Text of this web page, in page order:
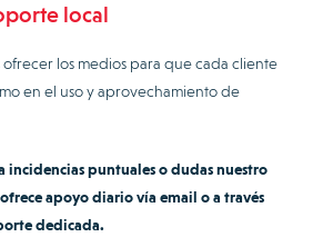
local
los medios para que cada cliente
en el uso y aprovechamiento de
incidencias puntuales o dudas nuestro
apoyo diario vía email o a través
dedicada.